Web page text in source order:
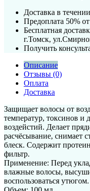
Доставка в
Предоплата 50%
Бесплатная
г.Томск,
Получить
Описание
Отзывы (0)
Оплата
Доставка
Защищает волосы от
температур, токсинов и
воздейстий. Делает
расчёсывание, снимает
блеск. Содержит
фильтр.
Применение: Перед
влажные волосы,
воспользоваться утюгом.